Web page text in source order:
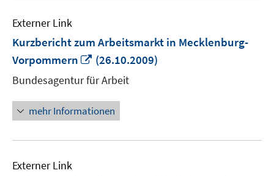
Externer Link
Kurzbericht zum Arbeitsmarkt in Mecklenburg-
Vorpommern
In
neuem
Fenster
öffnen
(26.10.2009)
Bundesagentur für Arbeit
mehr Informationen
Externer Link